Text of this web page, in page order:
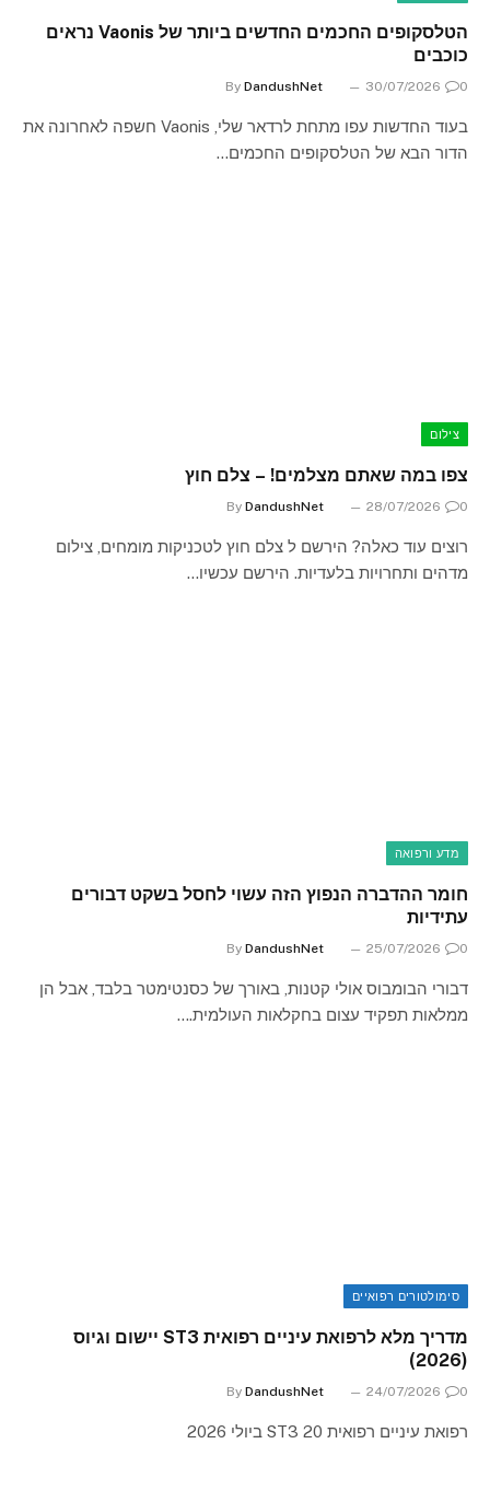
הטלסקופים החכמים החדשים ביותר של Vaonis נראים
כוכבים
By DandushNet 30/07/2026 0
בעוד החדשות עפו מתחת לרדאר שלי, Vaonis חשפה לאחרונה את
הדור הבא של הטלסקופים החכמים…
צילום
צפו במה שאתם מצלמים! – צלם חוץ
By DandushNet 28/07/2026 0
רוצים עוד כאלה? הירשם ל צלם חוץ לטכניקות מומחים, צילום
מדהים ותחרויות בלעדיות. הירשם עכשיו…
מדע ורפואה
חומר ההדברה הנפוץ הזה עשוי לחסל בשקט דבורים
עתידיות
By DandushNet 25/07/2026 0
דבורי הבומבוס אולי קטנות, באורך של כסנטימטר בלבד, אבל הן
ממלאות תפקיד עצום בחקלאות העולמית.…
סימולטורים רפואיים
מדריך מלא לרפואת עיניים רפואית ST3 יישום וגיוס
(2026)
By DandushNet 24/07/2026 0
רפואת עיניים רפואית ST3 20 ביולי 2026